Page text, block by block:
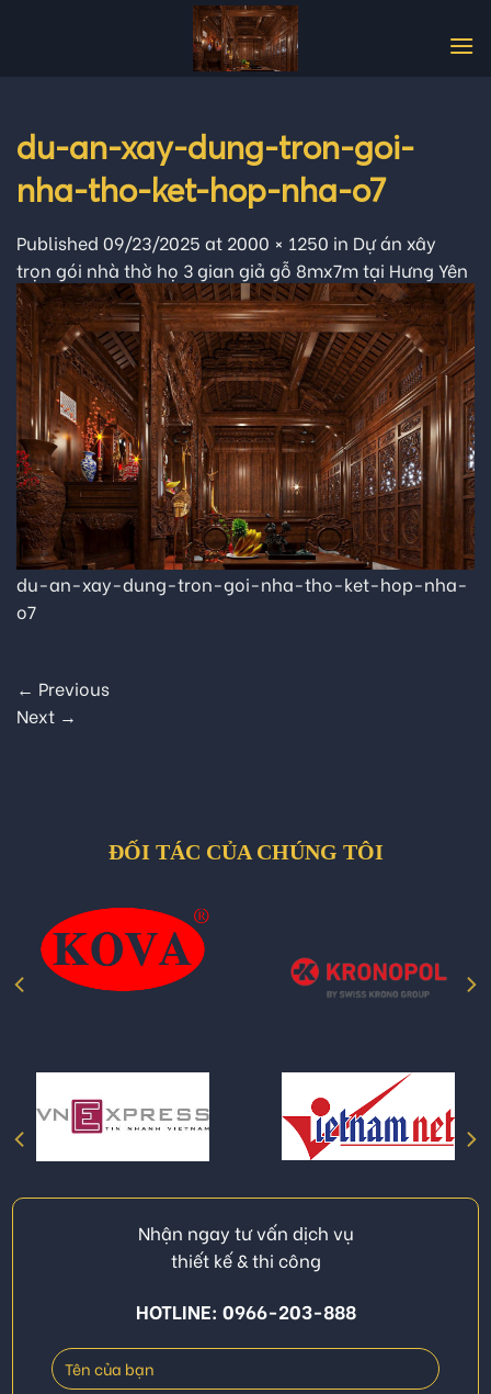
du-an-xay-dung-tron-goi-
nha-tho-ket-hop-nha-o7
Published 09/23/2025 at 2000 × 1250 in Dự án xây
trọn gói nhà thờ họ 3 gian giả gỗ 8mx7m tại Hưng Yên
du-an-xay-dung-tron-goi-nha-tho-ket-hop-nha-
o7
← Previous
Next →
ĐỐI TÁC CỦA CHÚNG TÔI
Nhận ngay tư vấn dịch vụ
thiết kế & thi công
HOTLINE: 0966-203-888